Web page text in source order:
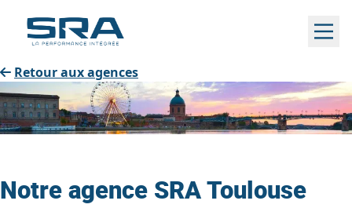
contenu
Retour aux agences
Notre agence SRA Toulouse